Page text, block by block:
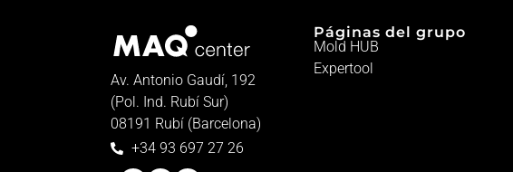
Av. Antonio Gaudí, 192
(Pol. Ind. Rubí Sur)
08191 Rubí (Barcelona)
+34 93 697 27 26
Páginas del grupo
Mold HUB
Expertool